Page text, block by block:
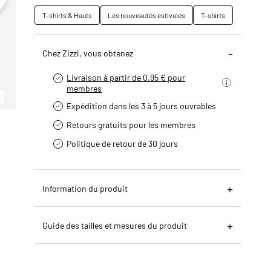
T-shirts & Hauts Les nouveautés estivales T-shirts
Chez Zizzi, vous obtenez
Livraison à partir de 0.95 € pour
membres
Expédition dans les 3 à 5 jours ouvrables
Retours gratuits pour les membres
Politique de retour de 30 jours
Information du produit
Guide des tailles et mesures du produit